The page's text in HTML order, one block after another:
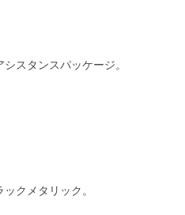
スタンスパッケージ。
クメタリック。